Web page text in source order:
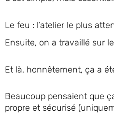
Le feu : l’atelier le plus
Ensuite, on a travaillé sur
Et là, honnêtement, ça a
Beaucoup pensaient que
propre et sécurisé